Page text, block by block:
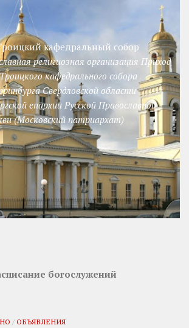
кафедральный собор
религиозная организация Приход
кафедрального собора
Свердловской области
епархии Русской Православной
(Московский патриархат)
богослужений
/ ОБЪЯВЛЕНИЯ